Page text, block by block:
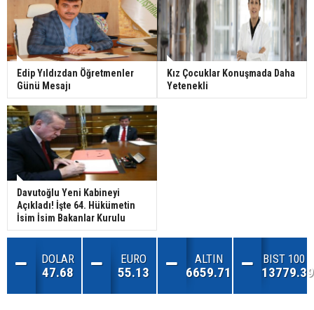
Edip Yıldızdan Öğretmenler
Günü Mesajı
Kız Çocuklar Konuşmada Daha
Yetenekli
Davutoğlu Yeni Kabineyi
Açıkladı! İşte 64. Hükümetin
İsim İsim Bakanlar Kurulu
DOLAR
47.68
EURO
55.13
ALTIN
6659.71
BIST 100
13779.39